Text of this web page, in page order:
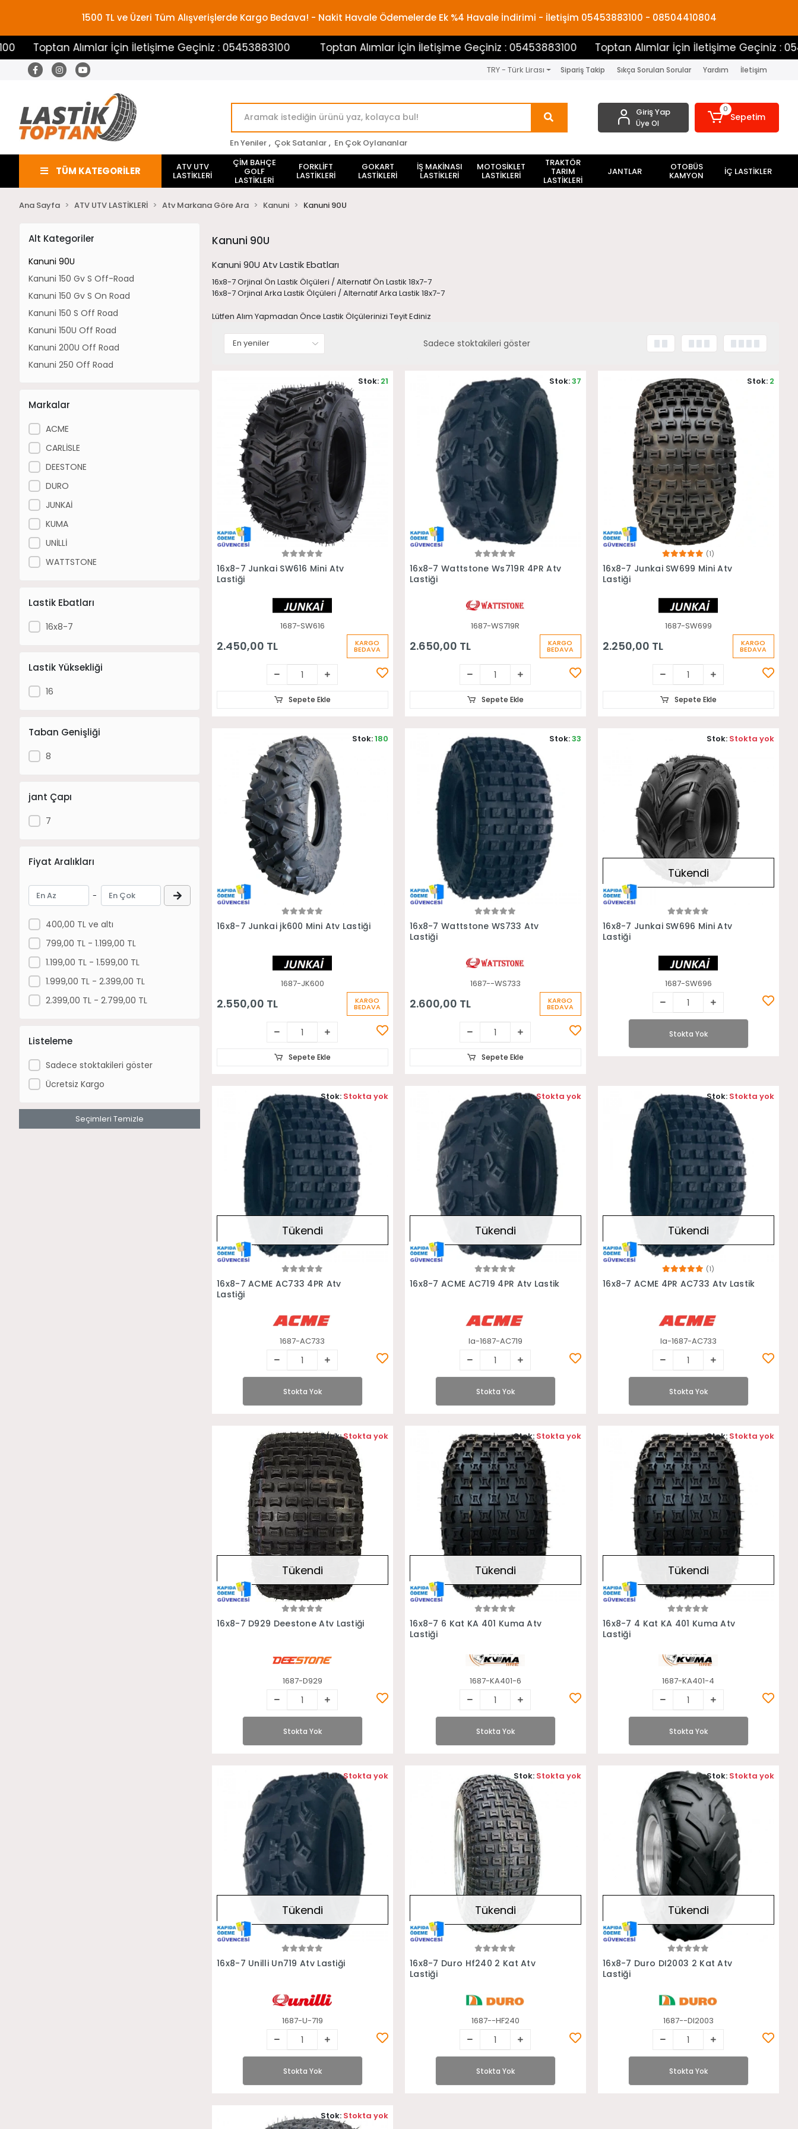
1500 TL ve Üzeri Tüm Alışverişlerde Kargo Bedava! - Nakit Havale Ödemelerde Ek %4 Havale İndirimi - İletişim 05453883100 - 08504410804
Alımlar İçin İletişime Geçiniz : 05453883100 Toptan Alımlar İçin İletişime Geçiniz : 05453883100 Toptan Alımlar İçin İletişime Geçiniz :
TRY - Türk Lirası Sipariş Takip Sıkça Sorulan Sorular Yardım İletişim
En Yeniler , Çok Satanlar , En Çok Oylananlar
Giriş Yap
Üye Ol
0
Sepetim
TÜM KATEGORİLER ATV UTV
LASTİKLERİ
ÇİM BAHÇE
GOLF
LASTİKLERİ
FORKLİFT
LASTİKLERİ
GOKART
LASTİKLERİ
İŞ MAKİNASI
LASTİKLERİ
MOTOSİKLET
LASTİKLERİ
TRAKTÖR
TARIM
LASTİKLERİ
JANTLAR OTOBÜS
KAMYON İÇ LASTİKLER
Ana Sayfa ATV UTV LASTİKLERİ Atv Markana Göre Ara Kanuni Kanuni 90U
Alt Kategoriler
Kanuni 90U
Kanuni 150 Gv S Off-Road
Kanuni 150 Gv S On Road
Kanuni 150 S Off Road
Kanuni 150U Off Road
Kanuni 200U Off Road
Kanuni 250 Off Road
Markalar
ACME
CARLİSLE
DEESTONE
DURO
JUNKAİ
KUMA
UNİLLİ
WATTSTONE
Lastik Ebatları
16x8-7
Lastik Yüksekliği
16
Taban Genişliği
8
jant Çapı
7
Fiyat Aralıkları
-
400,00 TL ve altı
799,00 TL - 1.199,00 TL
1.199,00 TL - 1.599,00 TL
1.999,00 TL - 2.399,00 TL
2.399,00 TL - 2.799,00 TL
Listeleme
Sadece stoktakileri göster
Ücretsiz Kargo
Seçimleri Temizle
Kanuni 90U
Kanuni 90U Atv Lastik Ebatları
16x8-7 Orjinal Ön Lastik Ölçüleri / Alternatif Ön Lastik 18x7-7
16x8-7 Orjinal Arka Lastik Ölçüleri / Alternatif Arka Lastik 18x7-7
Lütfen Alım Yapmadan Önce Lastik Ölçülerinizi Teyit Ediniz
Sadece stoktakileri göster
Sepete Ekle
16x8-7 Junkai SW616 Mini Atv
Lastiği
1687-SW616
2.450,00 TL KARGO
BEDAVA
Stok: 21
Sepete Ekle
Sepete Ekle
16x8-7 Wattstone Ws719R 4PR Atv
Lastiği
1687-WS719R
2.650,00 TL KARGO
BEDAVA
Stok:37
Sepete Ekle
Sepete Ekle
(1)
16x8-7 Junkai SW699 Mini Atv
Lastiği
1687-SW699
2.250,00 TL KARGO
BEDAVA
Stok: 2
Sepete Ekle
Sepete Ekle
16x8-7 Junkai jk600 Mini Atv Lastiği
1687-JK600
2.550,00 TL KARGO
BEDAVA
Stok:180
Sepete Ekle
Sepete Ekle
16x8-7 Wattstone WS733 Atv
Lastiği
1687--WS733
2.600,00 TL KARGO
BEDAVA
Stok:33
Sepete Ekle
Stokta Yok
Tükendi
16x8-7 Junkai SW696 Mini Atv
Lastiği
1687-SW696
Stok: Stokta yok
Stokta Yok
Stokta Yok
Tükendi
16x8-7 ACME AC733 4PR Atv
Lastiği
1687-AC733
Stok: Stokta yok
Stokta Yok
Stokta Yok
Tükendi
16x8-7 ACME AC719 4PR Atv Lastik
la-1687-AC719
Stok:Stokta yok
Stokta Yok
Stokta Yok
Tükendi
(1)
16x8-7 ACME 4PR AC733 Atv Lastik
la-1687-AC733
Stok: Stokta yok
Stokta Yok
Stokta Yok
Tükendi
16x8-7 D929 Deestone Atv Lastiği
1687-D929
Stok:Stokta yok
Stokta Yok
Stokta Yok
Tükendi
16x8-7 6 Kat KA 401 Kuma Atv
Lastiği
1687-KA401-6
Stok: Stokta yok
Stokta Yok
Stokta Yok
Tükendi
16x8-7 4 Kat KA 401 Kuma Atv
Lastiği
1687-KA401-4
Stok: Stokta yok
Stokta Yok
Stokta Yok
Tükendi
16x8-7 Unilli Un719 Atv Lastiği
1687-U-719
Stok:Stokta yok
Stokta Yok
Stokta Yok
Tükendi
16x8-7 Duro Hf240 2 Kat Atv
Lastiği
1687--HF240
Stok: Stokta yok
Stokta Yok
Stokta Yok
Tükendi
16x8-7 Duro DI2003 2 Kat Atv
Lastiği
1687--DI2003
Stok: Stokta yok
Stokta Yok
Stok: Stokta yok